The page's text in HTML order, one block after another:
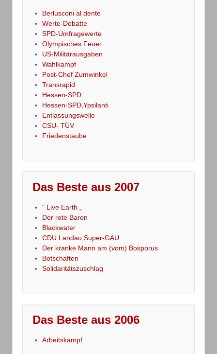
Berlusconi al dente
Werte-Debatte
SPD-Umfragewerte
Olympisches Feuer
US-Militärausgaben
Wahlkampf
Post-Chef Zumwinkel
Transrapid
Hessen-SPD
Hessen-SPD,Ypsilanti
Entlassungswelle
CSU- TÜV
Friedenstaube
Das Beste aus 2007
“ Live Earth „
Der rote Baron
Blackwater
CDU Landau,Super-GAU
Der kranke Mann am (vom) Bosporus
Botschaften
Solidaritätszuschlag
Das Beste aus 2006
Arbeitskampf